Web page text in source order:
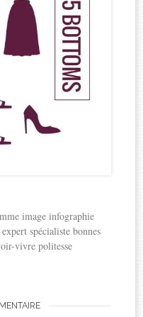
image infographie
spécialiste bonnes
vivre politesse